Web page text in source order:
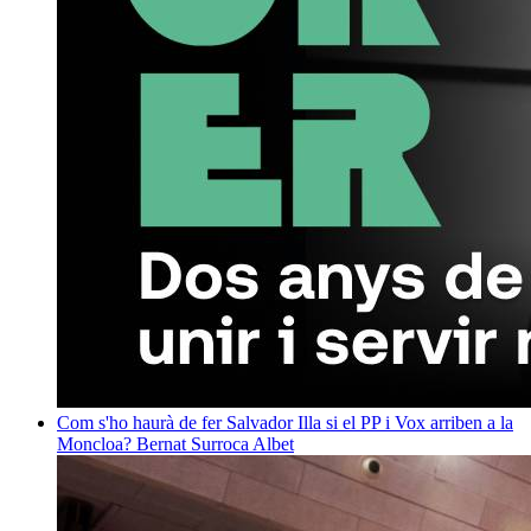
Com s'ho haurà de fer Salvador Illa si el PP i Vox arriben a la
Moncloa? Bernat Surroca Albet